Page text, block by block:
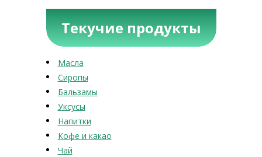
Текучие продукты
Масла
Сиропы
Бальзамы
Уксусы
Напитки
Кофе и какао
Чай